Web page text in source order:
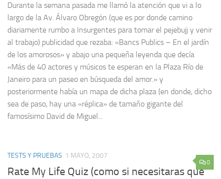
Durante la semana pasada me llamó la atención que vi a lo
largo de la Av. Álvaro Obregón (que es por donde camino
diariamente rumbo a Insurgentes para tomar el pejebujj y venir
al trabajo) publicidad que rezaba: «Bancs Publics – En el jardín
de los amorosos» y abajo una pequeña leyenda que decía
«Más de 40 actores y músicos te esperan en la Plaza Río de
Janeiro para un paseo en búsqueda del amor.» y
posteriormente había un mapa de dicha plaza (en donde, dicho
sea de paso, hay una «réplica» de tamaño gigante del
famosísimo David de Miguel...
0
TESTS Y PRUEBAS 1 MAYO, 2007
Rate My Life Quiz (como si necesitaras que